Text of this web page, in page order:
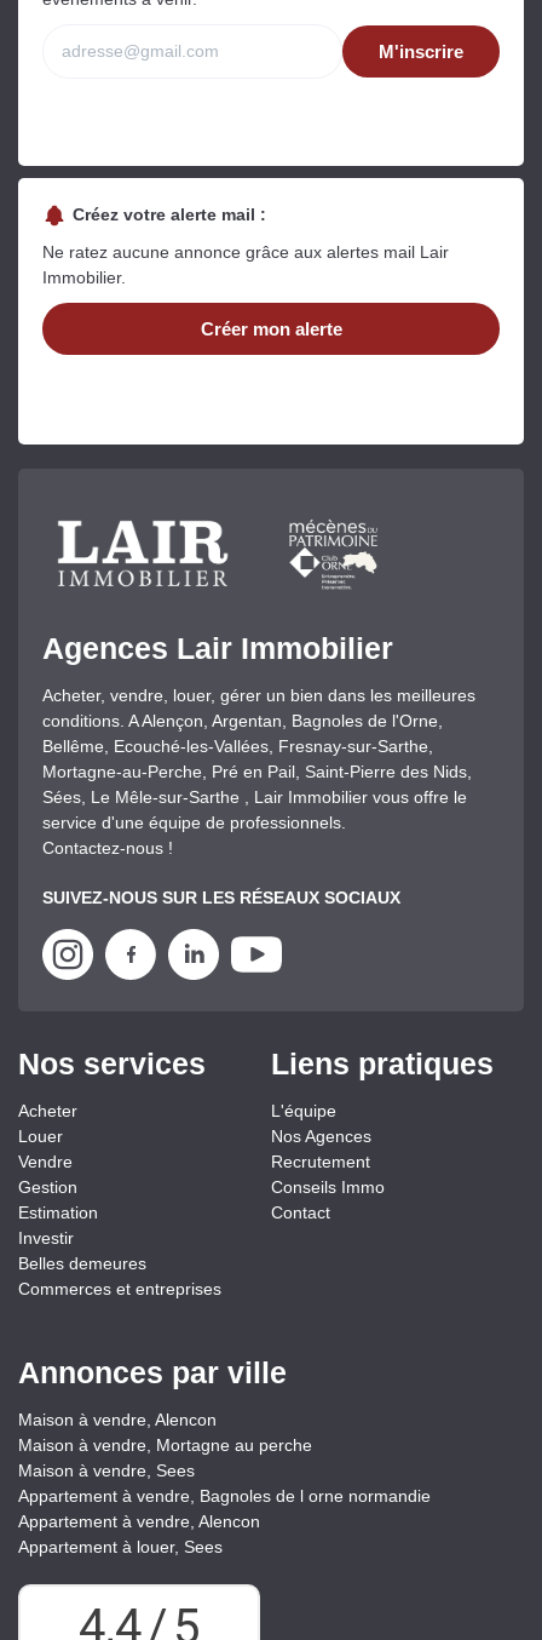
M'inscrire
Créez votre alerte mail :
Ne ratez aucune annonce grâce aux alertes mail Lair
Immobilier.
Créer mon alerte
Agences Lair Immobilier
Acheter, vendre, louer, gérer un bien dans les meilleures
conditions. A Alençon, Argentan, Bagnoles de l'Orne,
Bellême, Ecouché-les-Vallées, Fresnay-sur-Sarthe,
Mortagne-au-Perche, Pré en Pail, Saint-Pierre des Nids,
Sées, Le Mêle-sur-Sarthe , Lair Immobilier vous offre le
service d'une équipe de professionnels.
Contactez-nous !
SUIVEZ-NOUS SUR LES RÉSEAUX SOCIAUX
Nos services
Acheter
Louer
Vendre
Gestion
Estimation
Investir
Belles demeures
Commerces et entreprises
Liens pratiques
L'équipe
Nos Agences
Recrutement
Conseils Immo
Contact
Annonces par ville
Maison à vendre, Alencon
Maison à vendre, Mortagne au perche
Maison à vendre, Sees
Appartement à vendre, Bagnoles de l orne normandie
Appartement à vendre, Alencon
Appartement à louer, Sees
4,4/5